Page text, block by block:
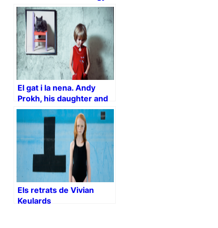
(vídeo)
El gat i la nena. Andy
Prokh, his daughter and
their kitty
Els retrats de Vivian
Keulards